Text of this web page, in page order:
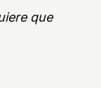
que